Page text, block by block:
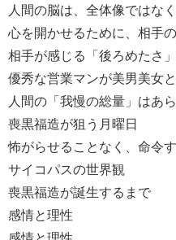
人間の脳は、全体像ではな
心を開かせるために、相手
相手が感じる「後ろめたさ
優秀な営業マンが美男美女
人間の「我慢の総量」はあ
喪黒福造が狙う月曜日
怖がらせることなく、命令
サイコパスの世界観
喪黒福造が誕生するまで
感情と理性